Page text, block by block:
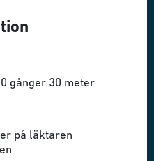
gånger 30 meter
på läktaren